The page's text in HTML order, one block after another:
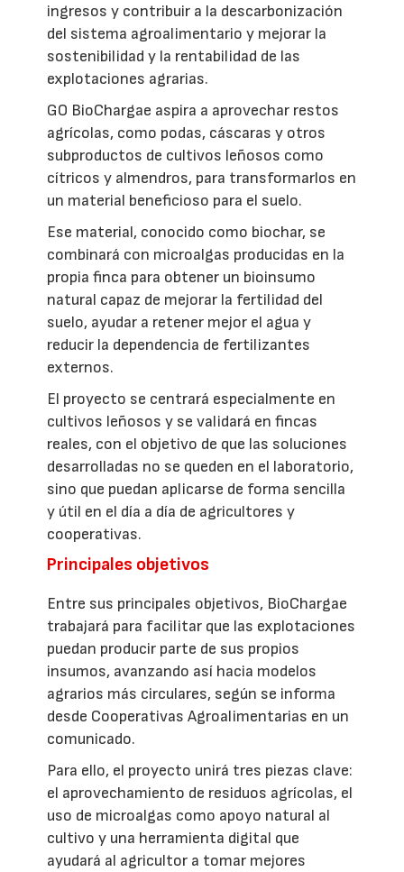
ingresos y contribuir a la descarbonización
del sistema agroalimentario y mejorar la
sostenibilidad y la rentabilidad de las
explotaciones agrarias.
GO BioChargae aspira a aprovechar restos
agrícolas, como podas, cáscaras y otros
subproductos de cultivos leñosos como
cítricos y almendros, para transformarlos en
un material beneficioso para el suelo.
Ese material, conocido como biochar, se
combinará con microalgas producidas en la
propia finca para obtener un bioinsumo
natural capaz de mejorar la fertilidad del
suelo, ayudar a retener mejor el agua y
reducir la dependencia de fertilizantes
externos.
El proyecto se centrará especialmente en
cultivos leñosos y se validará en fincas
reales, con el objetivo de que las soluciones
desarrolladas no se queden en el laboratorio,
sino que puedan aplicarse de forma sencilla
y útil en el día a día de agricultores y
cooperativas.
Principales objetivos
Entre sus principales objetivos, BioChargae
trabajará para facilitar que las explotaciones
puedan producir parte de sus propios
insumos, avanzando así hacia modelos
agrarios más circulares, según se informa
desde Cooperativas Agroalimentarias en un
comunicado.
Para ello, el proyecto unirá tres piezas clave:
el aprovechamiento de residuos agrícolas, el
uso de microalgas como apoyo natural al
cultivo y una herramienta digital que
ayudará al agricultor a tomar mejores